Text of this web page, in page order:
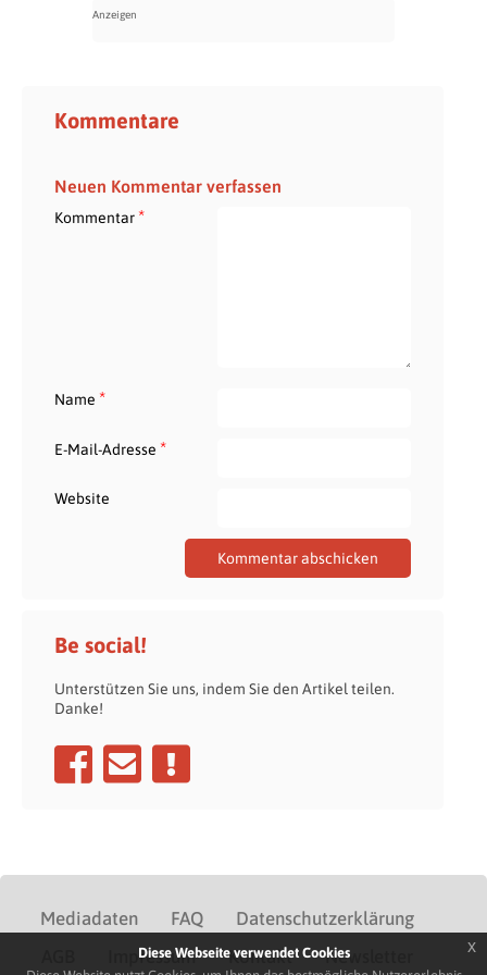
Kommentare
Neuen Kommentar verfassen
Kommentar*
Name *
E-Mail-Adresse *
Website
Be social!
Unterstützen Sie uns, indem Sie den Artikel teilen.
Danke!
Mediadaten FAQ
Datenschutzerklärung
Impressum Kontakt Newsletter
Diese Webseite verwendet Cookies
x